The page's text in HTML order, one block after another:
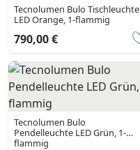
Tecnolumen Bulo Tischleuchte
LED Orange, 1-flammig
790,00 €
Tecnolumen Bulo
Pendelleuchte LED Grün, 1-
flammig